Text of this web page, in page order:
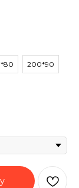
200*90